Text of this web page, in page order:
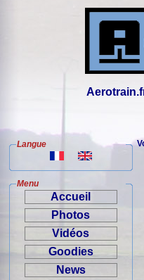
Langue
Menu
Accueil
Photos
Vidéos
Goodies
News